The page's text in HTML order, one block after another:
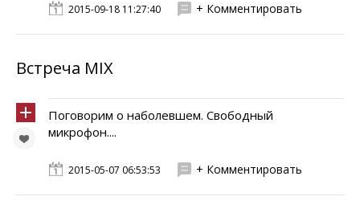
2015-09-18 11:27:40 + Комментировать
Встреча MIX
Поговорим о наболевшем. Свободный
микрофон....
2015-05-07 06:53:53 + Комментировать